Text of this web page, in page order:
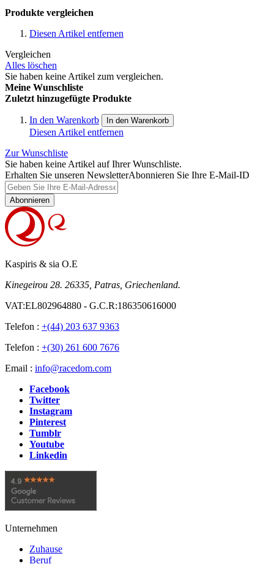
Produkte vergleichen
Diesen Artikel entfernen
Vergleichen
Alles löschen
Sie haben keine Artikel zum vergleichen.
Meine Wunschliste
Zuletzt hinzugefügte Produkte
In den Warenkorb In den Warenkorb
Diesen Artikel entfernen
Zur Wunschliste
Sie haben keine Artikel auf Ihrer Wunschliste.
Erhalten Sie unseren NewsletterAbonnieren Sie Ihre E-Mail-ID
Abonnieren
Kaspiris & sia O.E
Kinegeirou 28. 26335, Patras, Griechenland.
VAT:EL802964880 - G.C.R:186350616000
Telefon : +(44) 203 637 9363
Telefon : +(30) 261 600 7676
Email : info@racedom.com
Facebook
Twitter
Instagram
Pinterest
Tumblr
Youtube
Linkedin
Unternehmen
Zuhause
Beruf